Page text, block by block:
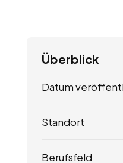
Überblick
Datum
Standort
Berufsfeld